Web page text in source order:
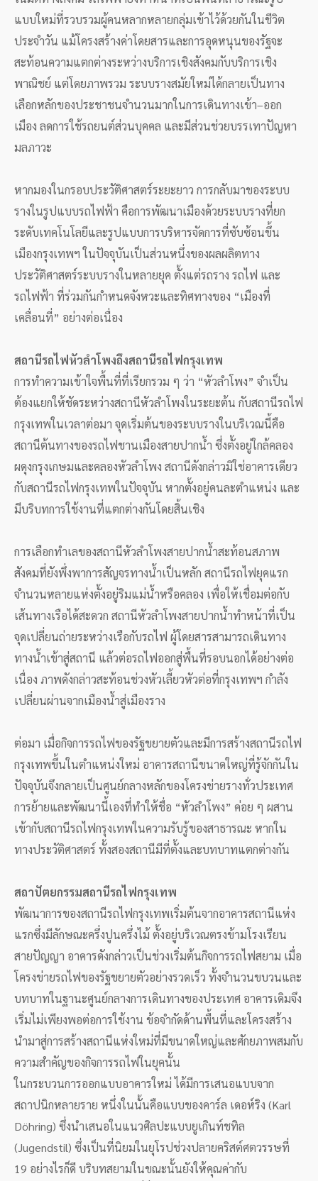
แบบใหม่ที่รวบรวมผู้คนหลากหลายกลุ่มเข้าไว้ด้วยกันในชีวิต
ประจำวัน แม้โครงสร้างค่าโดยสารและการอุดหนุนของรัฐจะ
สะท้อนความแตกต่างระหว่างบริการเชิงสังคมกับบริการเชิง
พาณิชย์ แต่โดยภาพรวม ระบบรางสมัยใหม่ได้กลายเป็นทาง
เลือกหลักของประชาชนจำนวนมากในการเดินทางเข้า–ออก
เมือง ลดการใช้รถยนต์ส่วนบุคคล และมีส่วนช่วยบรรเทาปัญหา
มลภาวะ
หากมองในกรอบประวัติศาสตร์ระยะยาว การกลับมาของระบบ
รางในรูปแบบรถไฟฟ้า คือการพัฒนาเมืองด้วยระบบรางที่ยก
ระดับเทคโนโลยีและรูปแบบการบริหารจัดการที่ซับซ้อนขึ้น
เมืองกรุงเทพฯ ในปัจจุบันเป็นส่วนหนึ่งของผลผลิตทาง
ประวัติศาสตร์ระบบรางในหลายยุค ตั้งแต่รถราง รถไฟ และ
รถไฟฟ้า ที่ร่วมกันกำหนดจังหวะและทิศทางของ “เมืองที่
เคลื่อนที่” อย่างต่อเนื่อง
สถานีรถไฟหัวลำโพงถึงสถานีรถไฟกรุงเทพ
การทำความเข้าใจพื้นที่ที่เรียกรวม ๆ ว่า “หัวลำโพง” จำเป็น
ต้องแยกให้ชัดระหว่างสถานีหัวลำโพงในระยะต้น กับสถานีรถไฟ
กรุงเทพในเวลาต่อมา จุดเริ่มต้นของระบบรางในบริเวณนี้คือ
สถานีต้นทางของรถไฟชานเมืองสายปากน้ำ ซึ่งตั้งอยู่ใกล้คลอง
ผดุงกรุงเกษมและคลองหัวลำโพง สถานีดังกล่าวมิใช่อาคารเดียว
กับสถานีรถไฟกรุงเทพในปัจจุบัน หากตั้งอยู่คนละตำแหน่ง และ
มีบริบทการใช้งานที่แตกต่างกันโดยสิ้นเชิง
การเลือกทำเลของสถานีหัวลำโพงสายปากน้ำสะท้อนสภาพ
สังคมที่ยังพึ่งพาการสัญจรทางน้ำเป็นหลัก สถานีรถไฟยุคแรก
จำนวนหลายแห่งตั้งอยู่ริมแม่น้ำหรือคลอง เพื่อให้เชื่อมต่อกับ
เส้นทางเรือได้สะดวก สถานีหัวลำโพงสายปากน้ำทำหน้าที่เป็น
จุดเปลี่ยนถ่ายระหว่างเรือกับรถไฟ ผู้โดยสารสามารถเดินทาง
ทางน้ำเข้าสู่สถานี แล้วต่อรถไฟออกสู่พื้นที่รอบนอกได้อย่างต่อ
เนื่อง ภาพดังกล่าวสะท้อนช่วงหัวเลี้ยวหัวต่อที่กรุงเทพฯ กำลัง
เปลี่ยนผ่านจากเมืองน้ำสู่เมืองราง
ต่อมา เมื่อกิจการรถไฟของรัฐขยายตัวและมีการสร้างสถานีรถไฟ
กรุงเทพขึ้นในตำแหน่งใหม่ อาคารสถานีขนาดใหญ่ที่รู้จักกันใน
ปัจจุบันจึงกลายเป็นศูนย์กลางหลักของโครงข่ายรางทั่วประเทศ
การย้ายและพัฒนานี้เองที่ทำให้ชื่อ “หัวลำโพง” ค่อย ๆ ผสาน
เข้ากับสถานีรถไฟกรุงเทพในความรับรู้ของสาธารณะ หากใน
ทางประวัติศาสตร์ ทั้งสองสถานีมีที่ตั้งและบทบาทแตกต่างกัน
สถาปัตยกรรมสถานีรถไฟกรุงเทพ
พัฒนาการของสถานีรถไฟกรุงเทพเริ่มต้นจากอาคารสถานีแห่ง
แรกซึ่งมีลักษณะครึ่งปูนครึ่งไม้ ตั้งอยู่บริเวณตรงข้ามโรงเรียน
สายปัญญา อาคารดังกล่าวเป็นช่วงเริ่มต้นกิจการรถไฟสยาม เมื่อ
โครงข่ายรถไฟของรัฐขยายตัวอย่างรวดเร็ว ทั้งจำนวนขบวนและ
บทบาทในฐานะศูนย์กลางการเดินทางของประเทศ อาคารเดิมจึง
เริ่มไม่เพียงพอต่อการใช้งาน ข้อจำกัดด้านพื้นที่และโครงสร้าง
นำมาสู่การสร้างสถานีแห่งใหม่ที่มีขนาดใหญ่และศักยภาพสมกับ
ความสำคัญของกิจการรถไฟในยุคนั้น
ในกระบวนการออกแบบอาคารใหม่ ได้มีการเสนอแบบจาก
สถาปนิกหลายราย หนึ่งในนั้นคือแบบของคาร์ล เดอห์ริง (Karl
Döhring) ซึ่งนำเสนอในแนวศิลปะแบบยูเกินท์ชทิล
(Jugendstil) ซึ่งเป็นที่นิยมในยุโรปช่วงปลายคริสต์ศตวรรษที่
19 อย่างไรก็ดี บริบทสยามในขณะนั้นยังให้คุณค่ากับ